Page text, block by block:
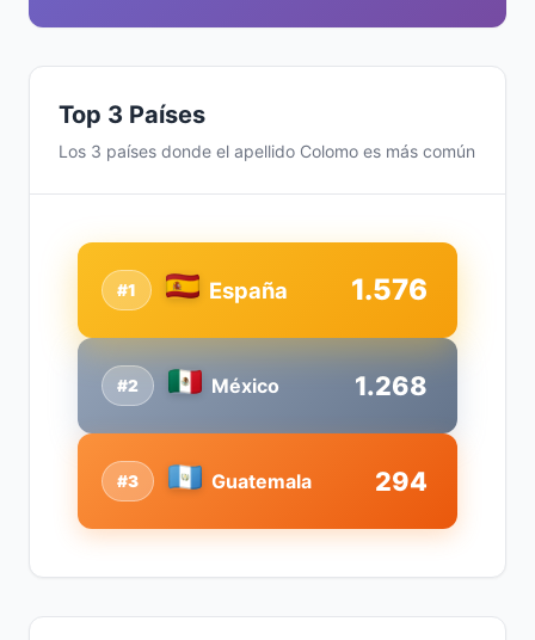
Top 3 Países
Los 3 países donde el apellido Colomo es más común
#2 México 1.268
#1 España 1.576
#3 Guatemala 294